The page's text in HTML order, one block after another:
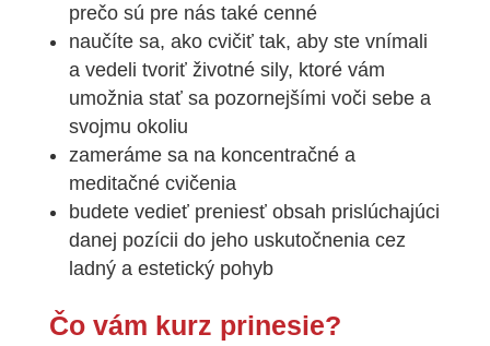
prečo sú pre nás také cenné
naučíte sa, ako cvičiť tak, aby ste vnímali
a vedeli tvoriť životné sily, ktoré vám
umožnia stať sa pozornejšími voči sebe a
svojmu okoliu
zameráme sa na koncentračné a
meditačné cvičenia
budete vedieť preniesť obsah prislúchajúci
danej pozícii do jeho uskutočnenia cez
ladný a estetický pohyb
Čo vám kurz prinesie?